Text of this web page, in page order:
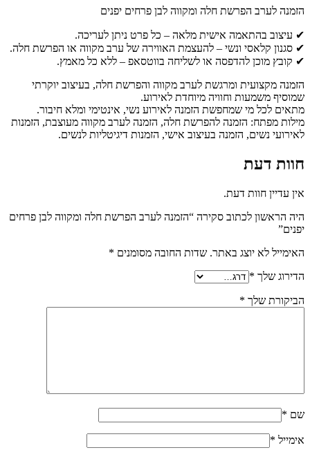
הזמנה לערב הפרשת חלה ומקווה לבן פרחים יפנים
✔ עיצוב בהתאמה אישית מלאה – כל פרט ניתן לעריכה.
✔ סגנון קלאסי ונשי – להעצמת האווירה של ערב מקווה או הפרשת חלה.
✔ קובץ מוכן להדפסה או לשליחה בווטסאפ – ללא כל מאמץ.
הזמנה מקצועית ומרגשת לערב מקווה והפרשת חלה, בעיצוב יוקרתי
שמוסיף משמעות וחוויה מיוחדת לאירוע.
מתאים לכל מי שמחפשת הזמנה לאירוע נשי, אינטימי ומלא חיבור.
מילות מפתח: הזמנה להפרשת חלה, הזמנה לערב מקווה מעוצבת, הזמנות
לאירועי נשים, הזמנה בעיצוב אישי, הזמנות דיגיטליות לנשים.
חוות דעת
אין עדיין חוות דעת.
היה הראשון לכתוב סקירה “הזמנה לערב הפרשת חלה ומקווה לבן פרחים
יפנים”
האימייל לא יוצג באתר. שדות החובה מסומנים *
הדירוג שלך *
הביקורת שלך *
שם *
אימייל *